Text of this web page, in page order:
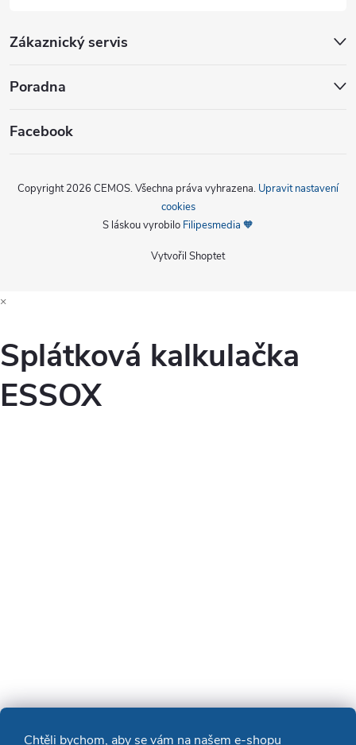
Chtěli bychom, aby se vám na našem e-shopu
Zákaznický servis
Poradna
Facebook
Vytvořil Shoptet
Copyright 2026 CEMOS. Všechna práva vyhrazena. Upravit nastavení
cookies
S láskou vyrobilo Filipesmedia 🧡
×
Splátková kalkulačka
ESSOX